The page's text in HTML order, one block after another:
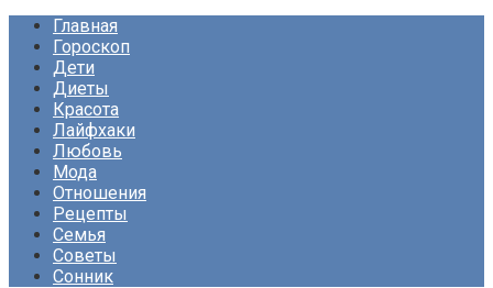
Главная
Гороскоп
Дети
Диеты
Красота
Лайфхаки
Любовь
Мода
Отношения
Рецепты
Семья
Советы
Сонник